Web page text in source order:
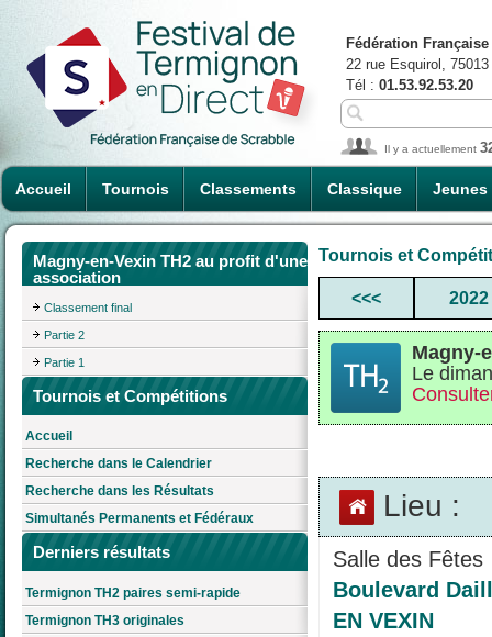
Accueil Tournois Classements Classique Jeunes
Fédération
22 rue Esquirol,
Tél : 01.53.92.53.20
Il y a actuellement
Magny-en-Vexin TH2 au profit d'une
association
Classement final
Partie 2
Partie 1
Tournois et Compétitions
Accueil
Recherche dans le Calendrier
Recherche dans les Résultats
Simultanés Permanents et Fédéraux
Derniers résultats
Termignon TH2 paires semi-rapide
Termignon TH3 originales
Tournois et
<<< 2022
Magny-
Le
Lieu :
Salle des Fêtes
Boulevard
EN VEXIN